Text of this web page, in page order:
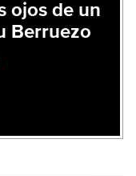
ojos de un
Berruezo